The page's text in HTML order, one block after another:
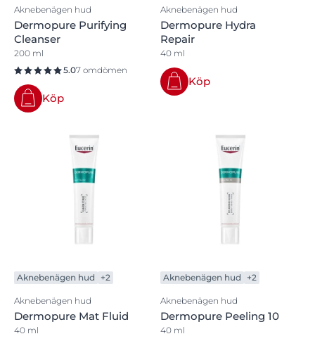
Aknebenägen hud
Dermopure Purifying
Cleanser
200 ml
5.07 omdömen
Köp
Aknebenägen hud
Dermopure Hydra
Repair
40 ml
Köp
Aknebenägen hud +2
Aknebenägen hud
Dermopure Mat Fluid
40 ml
Aknebenägen hud +2
Aknebenägen hud
Dermopure Peeling 10
40 ml